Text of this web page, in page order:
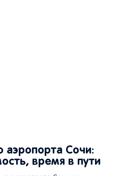
аэропорта Сочи:
время в пути